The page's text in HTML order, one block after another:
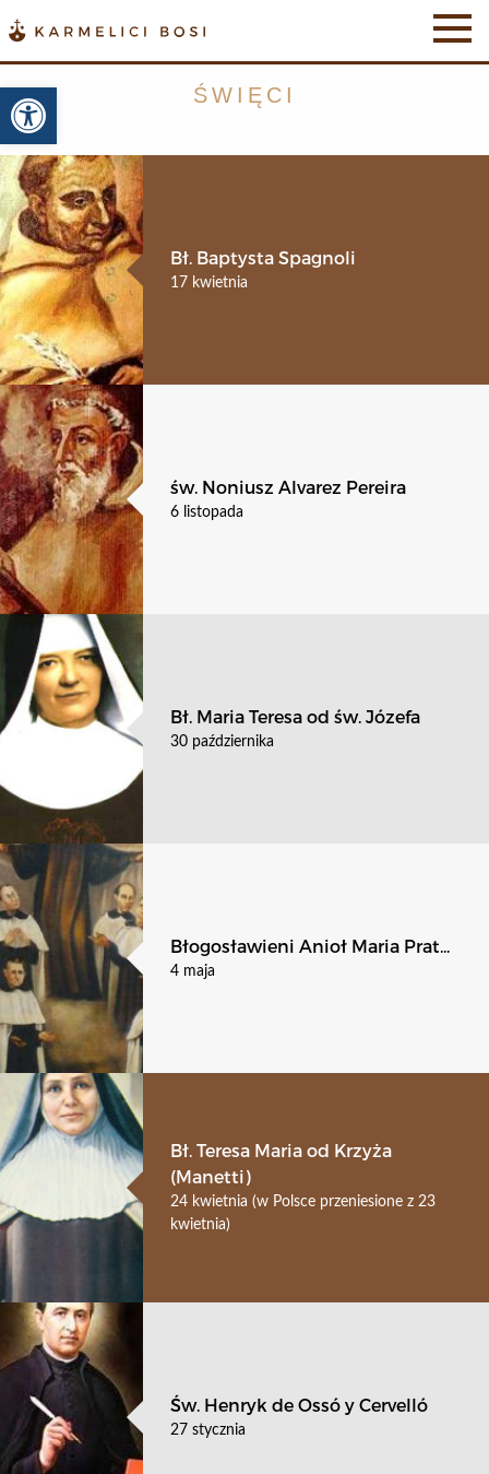
Otwórz pasek narzędzi ŚWIĘCI
Bł. Baptysta Spagnoli
17 kwietnia
św. Noniusz Alvarez Pereira
6 listopada
Bł. Maria Teresa od św. Józefa
30 października
Błogosławieni Anioł Maria Prat...
4 maja
Bł. Teresa Maria od Krzyża
(Manetti)
24 kwietnia (w Polsce przeniesione z 23
kwietnia)
Św. Henryk de Ossó y Cervelló
27 stycznia